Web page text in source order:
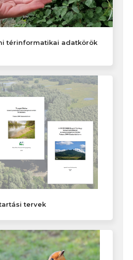
térinformatikai adatkörök
tervek